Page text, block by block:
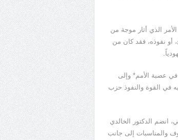
الذي أثار موجة من
أو نفوذه، فقد كان من
في عصبة الأمم* وإلى
في القوة والنفوذ حزب
برئاسة الحاج أمين الحسيني، انضم الدكتور الخالدي
والمناسبات إلى جانب